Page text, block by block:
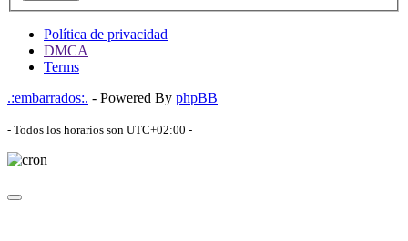
Política de privacidad
DMCA
Terms
.:embarrados:. - Powered By phpBB
- Todos los horarios son UTC+02:00 -